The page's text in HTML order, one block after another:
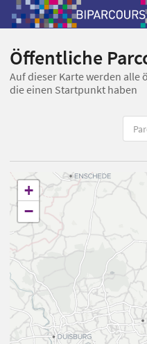
Öffentliche
Auf dieser Karte werden alle
die einen Startpunkt haben
+
−